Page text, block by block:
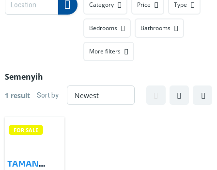
Category Price Type
Bedrooms Bathrooms
More filters
Semenyih
1 result Sort by
FOR SALE
TAMAN